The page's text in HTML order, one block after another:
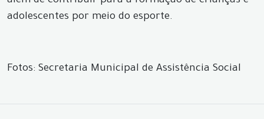
adolescentes por meio do esporte.
Fotos: Secretaria Municipal de Assistência Social